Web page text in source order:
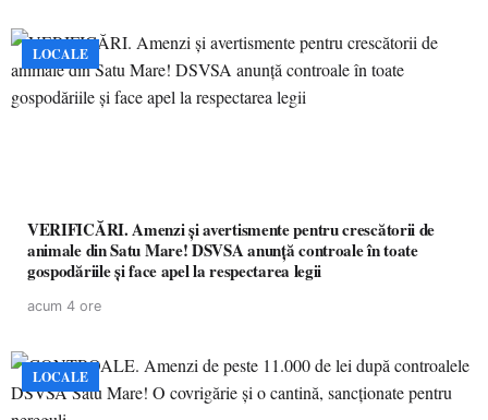
LOCALE
VERIFICĂRI. Amenzi și avertismente pentru crescătorii de
animale din Satu Mare! DSVSA anunță controale în toate
gospodăriile și face apel la respectarea legii
acum 4 ore
LOCALE